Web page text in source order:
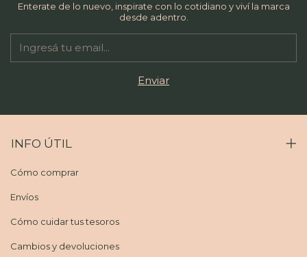
Enterate de lo nuevo, inspirate con lo cotidiano y viví la marca
desde adentro.
INFO ÚTIL
Cómo comprar
Envíos
Cómo cuidar tus tesoros
Cambios y devoluciones